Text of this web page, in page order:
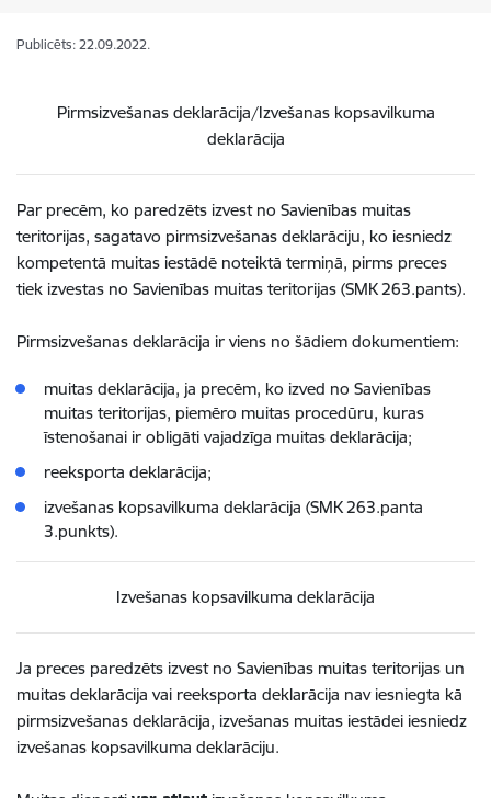
Publicēts: 22.09.2022.
Pirmsizvešanas deklarācija/Izvešanas kopsavilkuma
deklarācija
Par precēm, ko paredzēts izvest no Savienības muitas
teritorijas, sagatavo pirmsizvešanas deklarāciju, ko iesniedz
kompetentā muitas iestādē noteiktā termiņā, pirms preces
tiek izvestas no Savienības muitas teritorijas (SMK 263.pants).
Pirmsizvešanas deklarācija ir viens no šādiem dokumentiem:
muitas deklarācija, ja precēm, ko izved no Savienības
muitas teritorijas, piemēro muitas procedūru, kuras
īstenošanai ir obligāti vajadzīga muitas deklarācija;
reeksporta deklarācija;
izvešanas kopsavilkuma deklarācija (SMK 263.panta
3.punkts).
Izvešanas kopsavilkuma deklarācija
Ja preces paredzēts izvest no Savienības muitas teritorijas un
muitas deklarācija vai reeksporta deklarācija nav iesniegta kā
pirmsizvešanas deklarācija, izvešanas muitas iestādei iesniedz
izvešanas kopsavilkuma deklarāciju.